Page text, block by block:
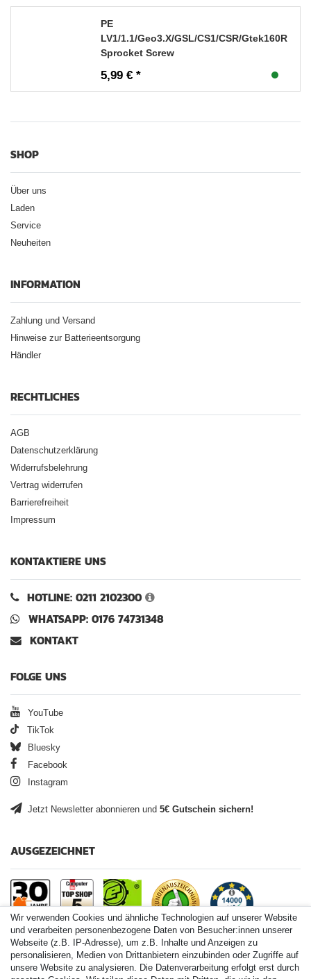
PE
LV1/1.1/Geo3.X/GSL/CS1/CSR/Gtek160R
Sprocket Screw
5,99 € *
SHOP
Über uns
Laden
Service
Neuheiten
INFORMATION
Zahlung und Versand
Hinweise zur Batterieentsorgung
Händler
RECHTLICHES
AGB
Datenschutzerklärung
Widerrufsbelehrung
Vertrag widerrufen
Barrierefreiheit
Impressum
KONTAKTIERE UNS
HOTLINE: 0211 2102300
WHATSAPP: 0176 74731348
KONTAKT
FOLGE UNS
YouTube
TikTok
Bluesky
Facebook
Instagram
Jetzt Newsletter abonnieren und 5€ Gutschein sichern!
AUSGEZEICHNET
Paintball.de World
Wir verwenden Cookies und ähnliche Technologien auf unserer Website
und verarbeiten personenbezogene Daten von Besucher:innen unserer
Webseite (z.B. IP-Adresse), um z.B. Inhalte und Anzeigen zu
personalisieren, Medien von Drittanbietern einzubinden oder Zugriffe auf
unsere Website zu analysieren. Die Datenverarbeitung erfolgt erst durch